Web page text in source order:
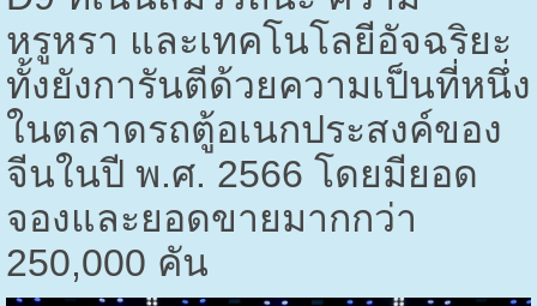
หรูหรา และเทคโนโลยีอัจฉริยะ
ทั้งยังการันตีด้วยความเป็นที่หนึ่ง
ในตลาดรถตู้อเนกประสงค์ของ
จีนในปี พ.ศ. 2566 โดยมียอด
จองและยอดขายมากกว่า
250,000 คัน